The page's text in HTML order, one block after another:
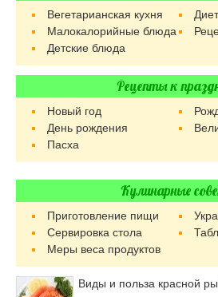
Вегетарианская кухня
Малокалорийные блюда
Детские блюда
Рецепты к
Новый год
День рождения
Пасха
Кулинарные
Приготовление пищи
Сервировка стола
Меры веса продуктов
Виды и польза красной